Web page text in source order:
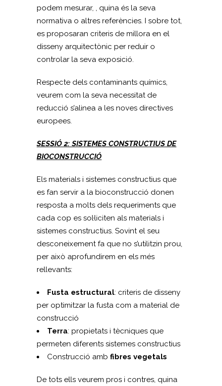
podem mesurar, , quina és la seva
normativa o altres referències. I sobre tot,
es proposaran criteris de millora en el
disseny arquitectònic per reduir o
controlar la seva exposició.
Respecte dels contaminants químics,
veurem com la seva necessitat de
reducció s’alinea a les noves directives
europees.
SESSIÓ 2: SISTEMES CONSTRUCTIUS DE
BIOCONSTRUCCIÓ
Els materials i sistemes constructius que
es fan servir a la bioconstrucció donen
resposta a molts dels requeriments que
cada cop es sol·liciten als materials i
sistemes constructius. Sovint el seu
desconeixement fa que no s’utilitzin prou,
per això aprofundirem en els més
rellevants:
Fusta estructural: criteris de disseny
per optimitzar la fusta com a material de
construcció
Terra: propietats i tècniques que
permeten diferents sistemes constructius
Construcció amb fibres vegetals
De tots ells veurem pros i contres, quina